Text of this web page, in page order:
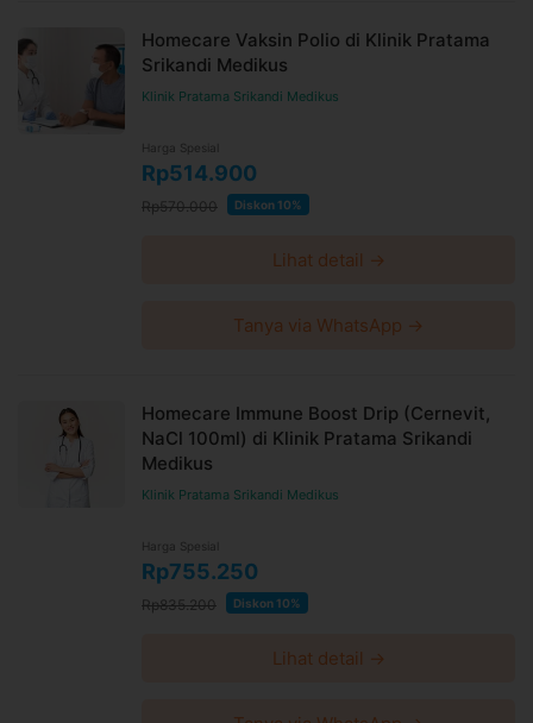
Homecare Vaksin Polio di Klinik Pratama
Srikandi Medikus
Klinik Pratama Srikandi Medikus
Harga Spesial
Rp514.900
Rp570.000 Diskon 10%
Lihat detail →
Tanya via WhatsApp →
Homecare Immune Boost Drip (Cernevit,
NaCl 100ml) di Klinik Pratama Srikandi
Medikus
Klinik Pratama Srikandi Medikus
Harga Spesial
Rp755.250
Rp835.200 Diskon 10%
Lihat detail →